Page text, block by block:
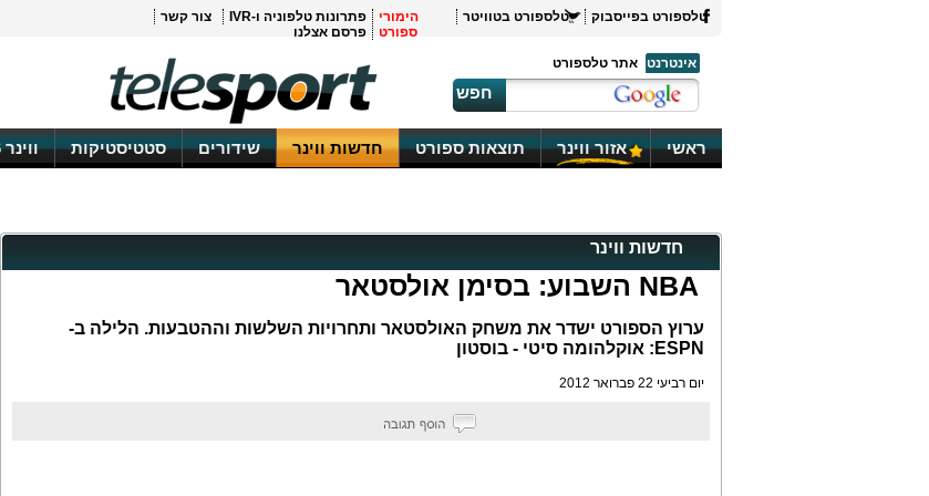
טלספורט בפייסבוק טלספורט בטוויטר
הימורי
ספורט
פתרונות טלפוניה ו-IVR
צור קשר
פרסם אצלנו
אינטרנט
אתר טלספורט
חפש
ראשי אזור ווינר תוצאות ספורט חדשות ווינר שידורים סטטיסטיקות ווינר 16
חדשות ווינר
NBA השבוע: בסימן אולסטאר
ערוץ הספורט ישדר את משחק האולסטאר ותחרויות השלשות וההטבעות. הלילה ב-
ESPN: אוקלהומה סיטי - בוסטון
יום רביעי 22 פברואר 2012